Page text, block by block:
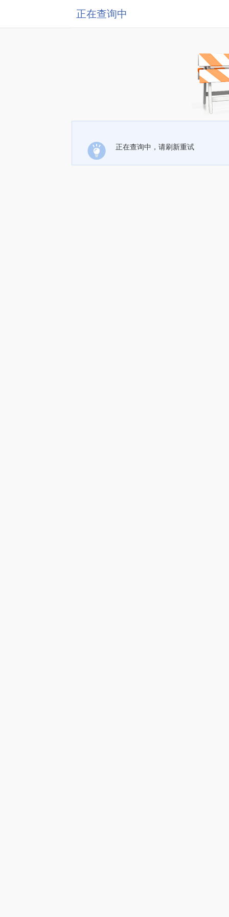
正在查询中
正在查询中，请刷新重试